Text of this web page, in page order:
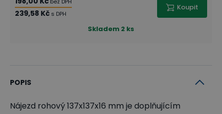
239,58 Kč s DPH
Koupit
Skladem 2 ks
POPIS
Nájezd rohový 137x137x16 mm je doplňujícím